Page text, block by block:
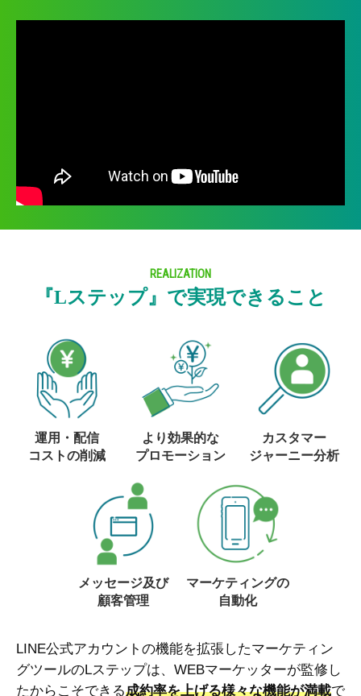
REALIZATION
『Lステップ』で実現できること
運用・配信
コストの削減
より効果的な
プロモーション
カスタマー
ジャーニー分析
メッセージ及び
顧客管理
マーケティングの
自動化
LINE公式アカウントの機能を拡張したマーケティン
グツールのLステップは、WEBマーケッターが監修し
たからこそできる成約率を上げる様々な機能が満載で